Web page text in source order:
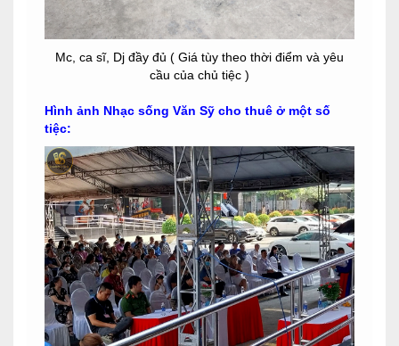
Mc, ca sĩ, Dj đầy đủ ( Giá tùy theo thời điểm và yêu
cầu của chủ tiệc )
Hình ảnh Nhạc sống Văn Sỹ cho thuê ở một số
tiệc: